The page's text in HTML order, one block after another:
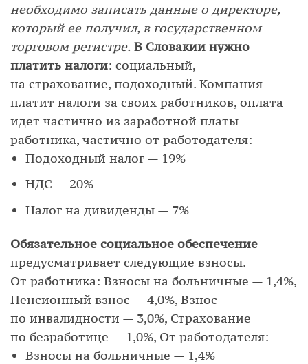
необходимо записать данные о директоре,
который ее получил, в государственном
торговом регистре. В Словакии нужно
платить налоги: социальный,
на страхование, подоходный. Компания
платит налоги за своих работников, оплата
идет частично из заработной платы
работника, частично от работодателя:
Подоходный налог — 19%
НДС — 20%
Налог на дивиденды — 7%
Обязательное социальное обеспечение
предусматривает следующие взносы.
От работника: Взносы на больничные — 1,4%,
Пенсионный взнос — 4,0%, Взнос
по инвалидности — 3,0%, Страхование
по безработице — 1,0%, От работодателя:
Взносы на больничные — 1,4%